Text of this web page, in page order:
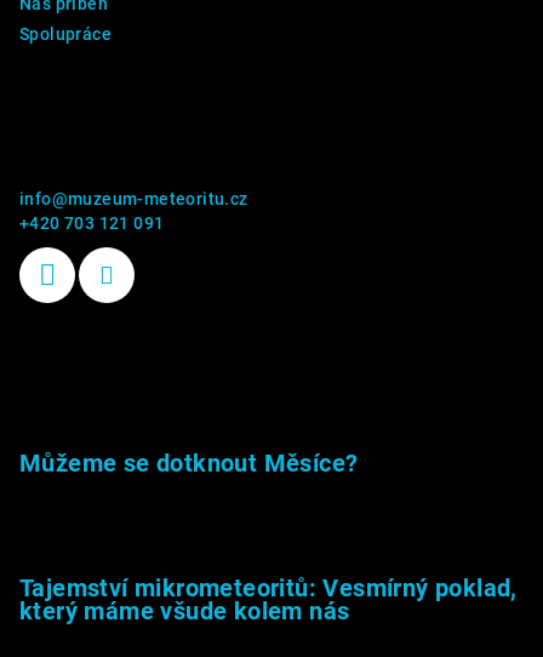
Spolupráce
info@muzeum-meteoritu.cz
+420 703 121 091
Můžeme se dotknout Měsíce?
Tajemství mikrometeoritů: Vesmírný poklad,
který máme všude kolem nás